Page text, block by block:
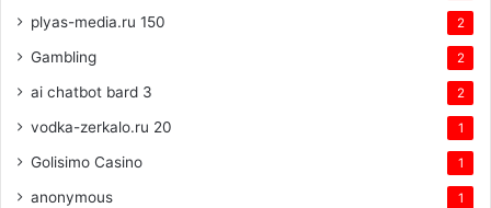
plyas-media.ru 150 2
Gambling 2
ai chatbot bard 3 2
vodka-zerkalo.ru 20 1
Golisimo Casino 1
anonymous 1